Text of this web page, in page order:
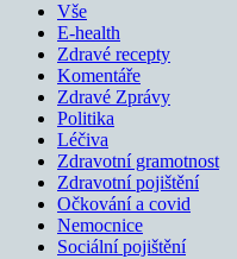
Vše
E-health
Zdravé recepty
Komentáře
Zdravé Zprávy
Politika
Léčiva
Zdravotní gramotnost
Zdravotní pojištění
Očkování a covid
Nemocnice
Sociální pojištění